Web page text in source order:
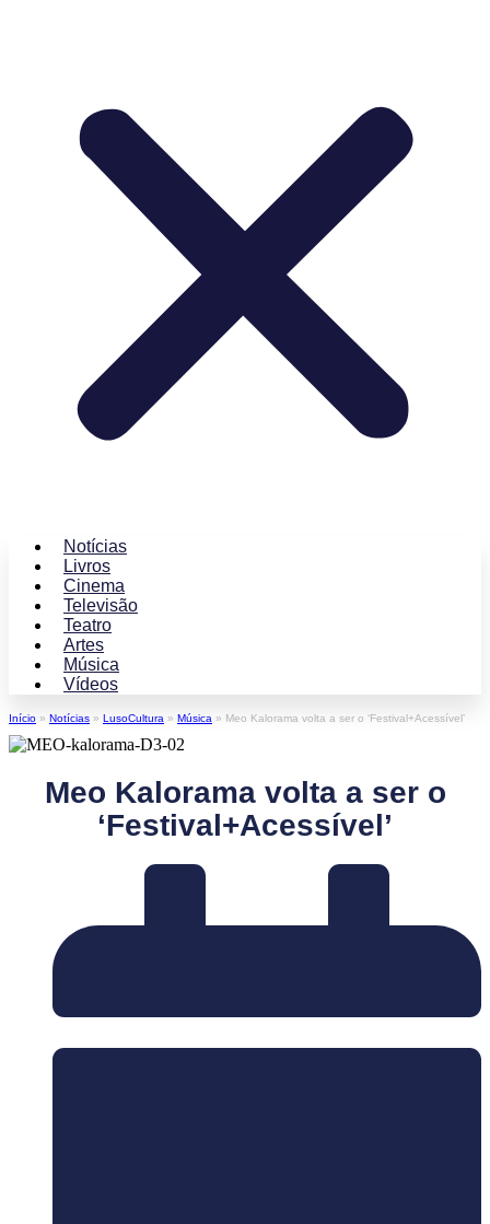
Notícias
Livros
Cinema
Televisão
Teatro
Artes
Música
Vídeos
Início » Notícias » LusoCultura » Música » Meo Kalorama volta a ser o ‘Festival+Acessível’
Meo Kalorama volta a ser o
‘Festival+Acessível’